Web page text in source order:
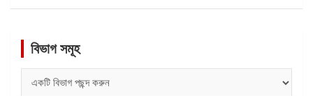
বিভাগ সমূহ
সমূহ